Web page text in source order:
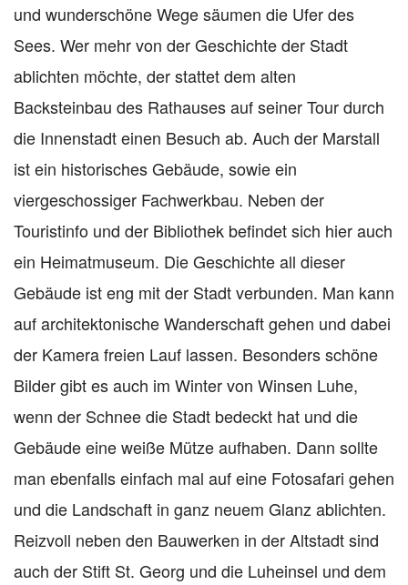
und wunderschöne Wege säumen die Ufer des
Sees. Wer mehr von der Geschichte der Stadt
ablichten möchte, der stattet dem alten
Backsteinbau des Rathauses auf seiner Tour durch
die Innenstadt einen Besuch ab. Auch der Marstall
ist ein historisches Gebäude, sowie ein
viergeschossiger Fachwerkbau. Neben der
Touristinfo und der Bibliothek befindet sich hier auch
ein Heimatmuseum. Die Geschichte all dieser
Gebäude ist eng mit der Stadt verbunden. Man kann
auf architektonische Wanderschaft gehen und dabei
der Kamera freien Lauf lassen. Besonders schöne
Bilder gibt es auch im Winter von Winsen Luhe,
wenn der Schnee die Stadt bedeckt hat und die
Gebäude eine weiße Mütze aufhaben. Dann sollte
man ebenfalls einfach mal auf eine Fotosafari gehen
und die Landschaft in ganz neuem Glanz ablichten.
Reizvoll neben den Bauwerken in der Altstadt sind
auch der Stift St. Georg und die Luheinsel und dem